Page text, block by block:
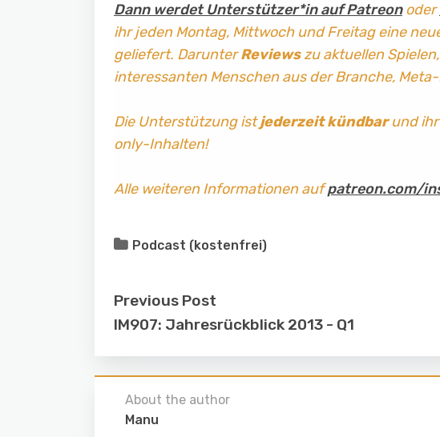
Dann werdet Unterstützer*in auf Patreonoder
ihr jeden Montag, Mittwoch und Freitag eine
geliefert. DarunterReviewszu aktuellen
interessanten Menschen aus der Branche,
Die Unterstützung istjederzeit kündbarund ihr
only-Inhalten!
Alle weiteren Informationen aufpatreon.com/
Podcast (kostenfrei)
Previous Post
IM907: Jahresrückblick 2013 - Q1
About the author
Manu